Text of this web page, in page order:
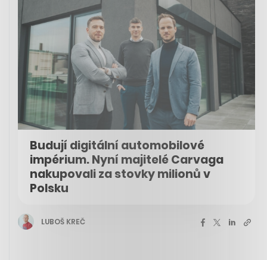
Budují digitální automobilové
impérium. Nyní majitelé Carvaga
nakupovali za stovky milionů v
Polsku
LUBOŠ KREČ